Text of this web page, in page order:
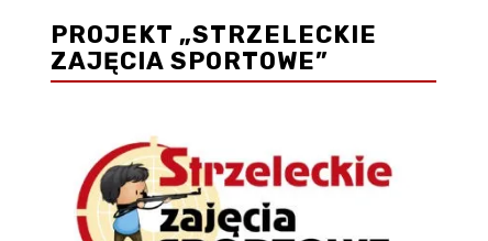
PROJEKT „STRZELECKIE
ZAJĘCIA SPORTOWE”